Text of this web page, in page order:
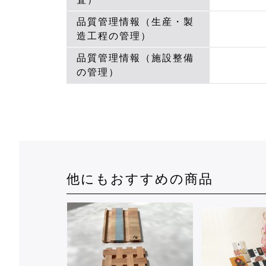
品質管理情報（生産・製
造工程の管理）
品質管理情報（施設整備
の管理）
他にもおすすめの商品